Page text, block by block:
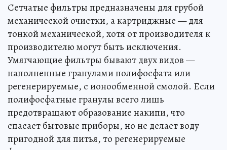
Сетчатые фильтры предназначены для грубой
механической очистки, а картриджные — для
тонкой механической, хотя от производителя к
производителю могут быть исключения.
Умягчающие фильтры бывают двух видов —
наполненные гранулами полифосфата или
регенерируемые, с ионообменной смолой. Если
полифосфатные гранулы всего лишь
предотвращают образование накипи, что
спасает бытовые приборы, но не делает воду
пригодной для питья, то регенерируемые